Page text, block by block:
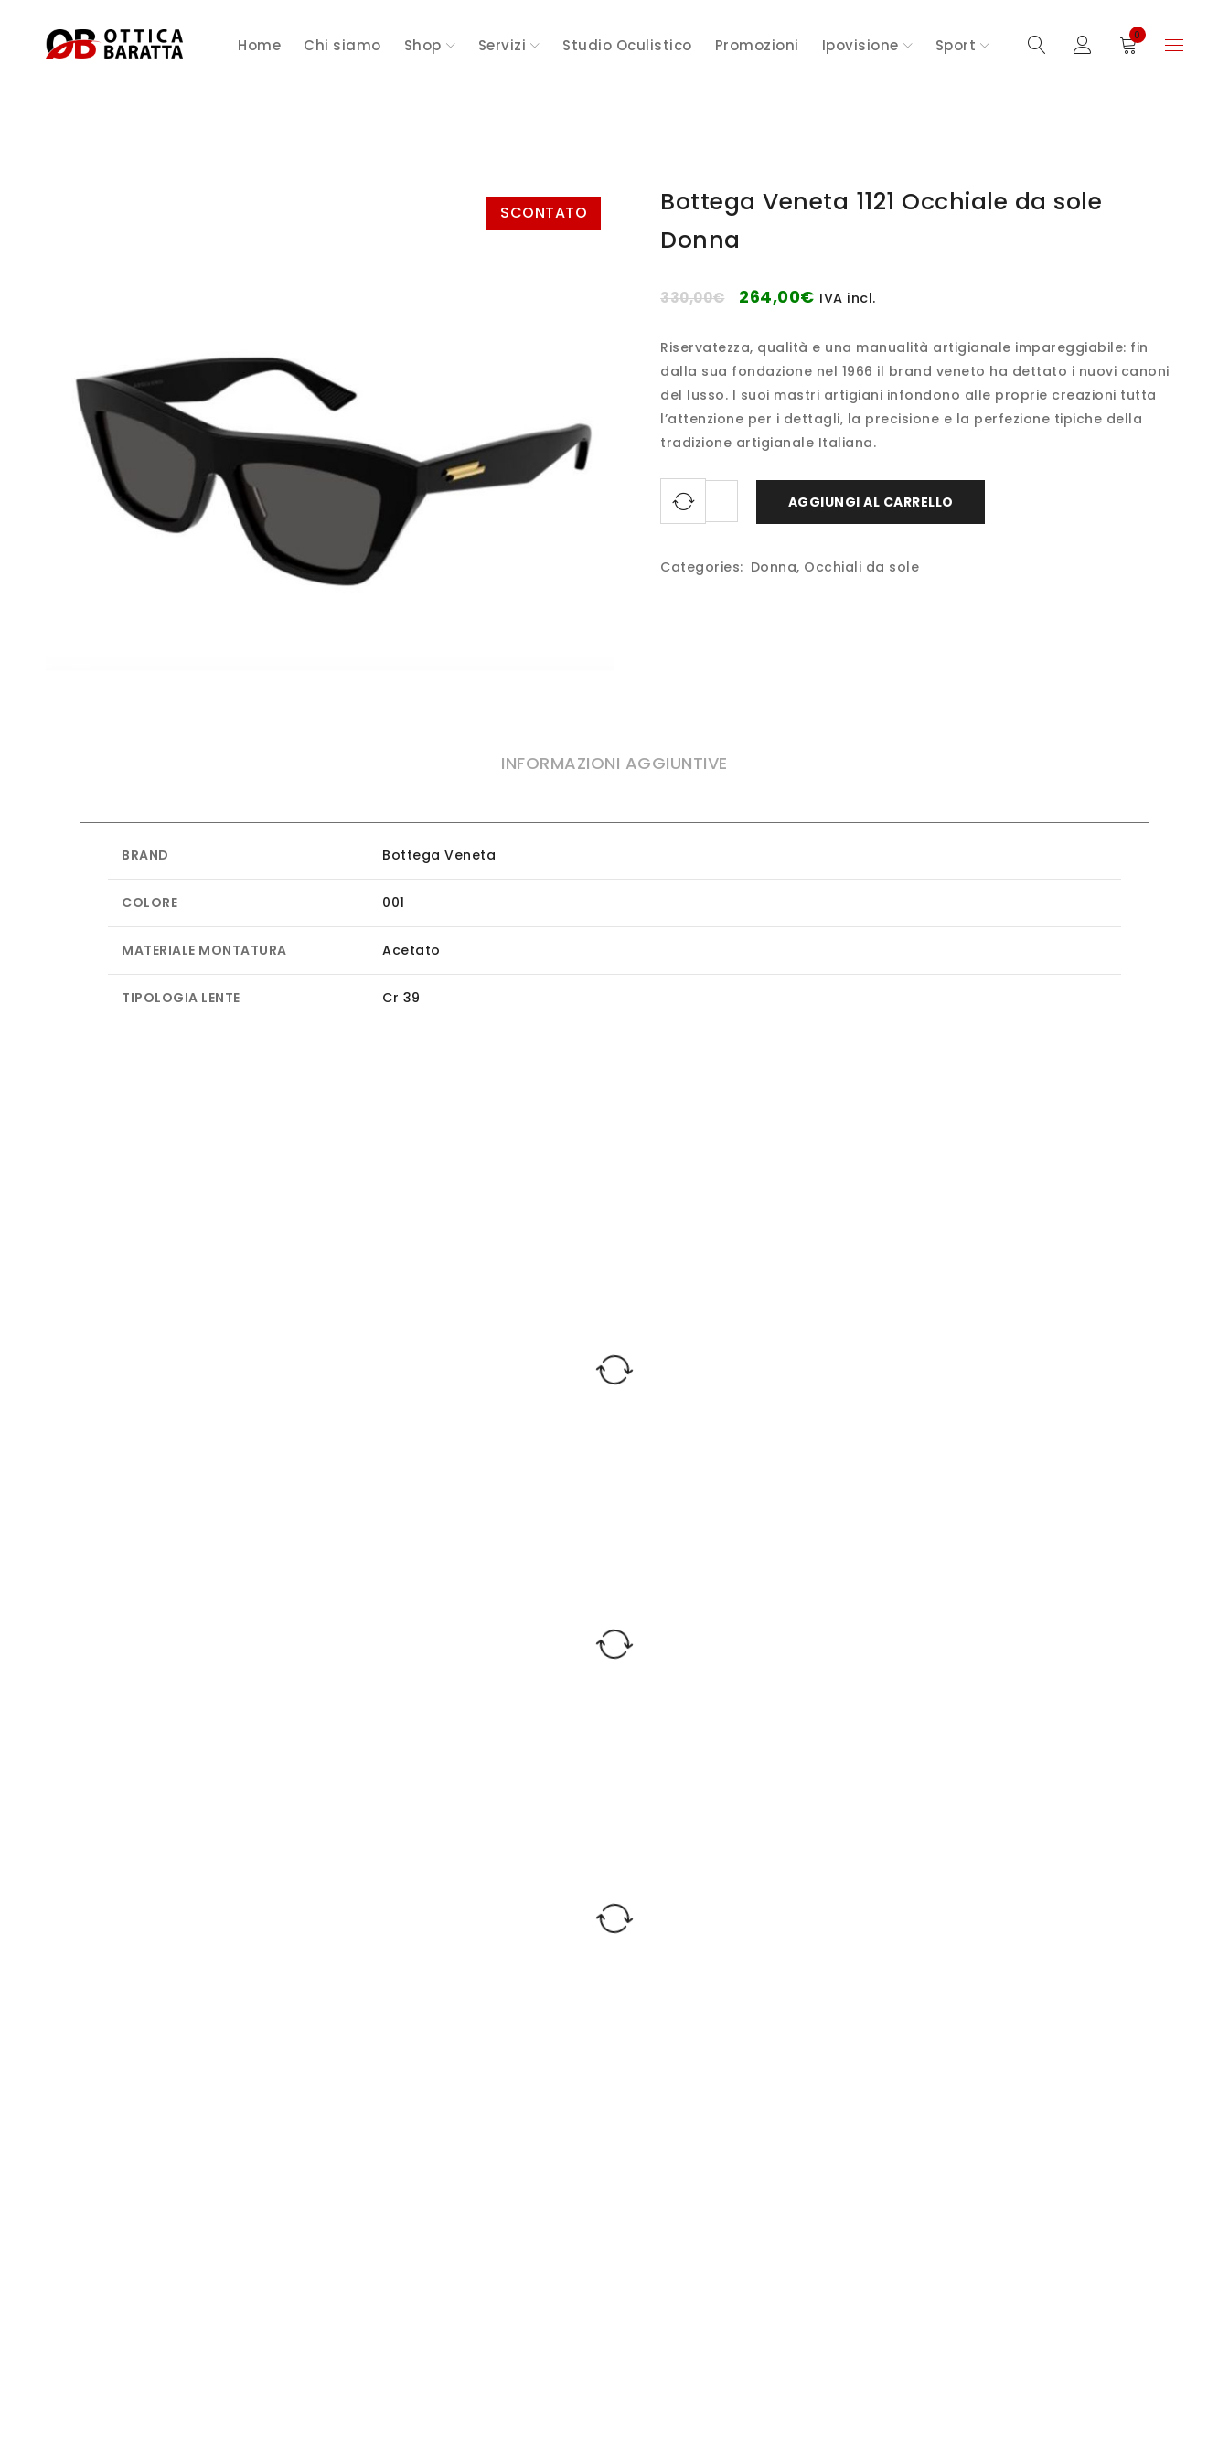
Home Chi siamo Shop Servizi Studio Oculistico Promozioni Ipovisione Sport
0
SCONTATO
Bottega Veneta 1121 Occhiale da sole
Donna
330,00€ 264,00€ IVA incl.
Riservatezza, qualità e una manualità artigianale impareggiabile: fin
dalla sua fondazione nel 1966 il brand veneto ha dettato i nuovi canoni
del lusso. I suoi mastri artigiani infondono alle proprie creazioni tutta
l’attenzione per i dettagli, la precisione e la perfezione tipiche della
tradizione artigianale Italiana.
AGGIUNGI AL CARRELLO
Categories: Donna, Occhiali da sole
INFORMAZIONI AGGIUNTIVE
BRAND Bottega Veneta
COLORE 001
MATERIALE MONTATURA Acetato
TIPOLOGIA LENTE Cr 39